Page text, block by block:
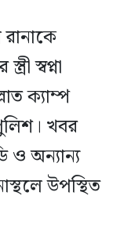
স্বপ্না
ক্যাম্প
খবর
ও অন্যান্য
উপস্থিত